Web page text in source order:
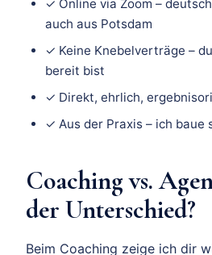
✓ Online via Zoom –
auch aus Potsdam
✓ Keine Knebelverträge –
bereit bist
✓ Direkt, ehrlich,
✓ Aus der Praxis – ich baue
Coaching vs.
der Unterschied?
Beim Coaching zeige ich dir